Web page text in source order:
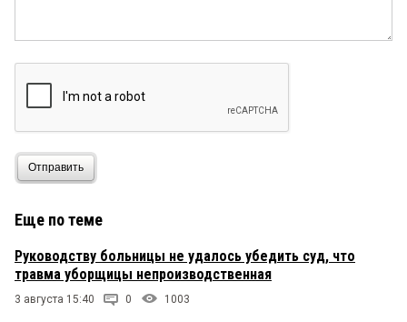
Предлагаю редакции задать губернатору
вопрос, когда состоится его взлет с полученного
у российской федерации летного поля...
Гость
побегу 17 декабря 2025 в 13:52:
корову покупать авось прокормится
Отправить
Еще по теме
Руководству больницы не удалось убедить суд, что
травма уборщицы непроизводственная
3 августа 15:40 0 1003